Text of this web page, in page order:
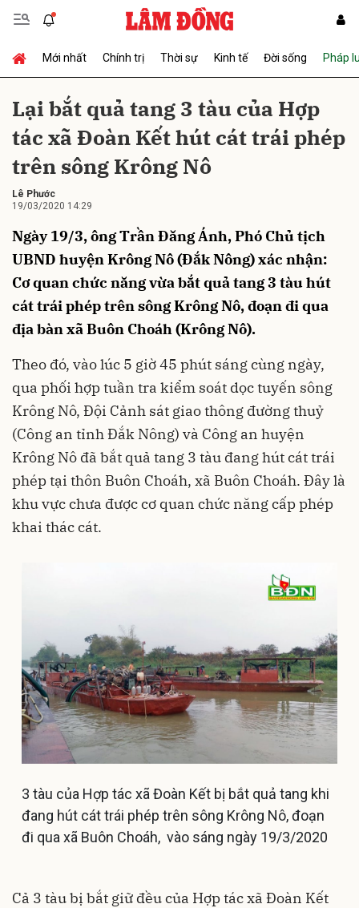
Mới nhất Chính trị Thời sự Kinh tế Đời sống Pháp
Lại bắt quả tang 3 tàu của Hợp
tác xã Đoàn Kết hút cát trái phép
trên sông Krông Nô
Lê Phước
19/03/2020 14:29
Ngày 19/3, ông Trần Đăng Ánh, Phó Chủ tịch
UBND huyện Krông Nô (Đắk Nông) xác nhận:
Cơ quan chức năng vừa bắt quả tang 3 tàu hút
cát trái phép trên sông Krông Nô, đoạn đi qua
địa bàn xã Buôn Choáh (Krông Nô).
Theo đó, vào lúc 5 giờ 45 phút sáng cùng ngày,
qua phối hợp tuần tra kiểm soát dọc tuyến sông
Krông Nô, Đội Cảnh sát giao thông đường thuỷ
(Công an tỉnh Đắk Nông) và Công an huyện
Krông Nô đã bắt quả tang 3 tàu đang hút cát trái
phép tại thôn Buôn Choáh, xã Buôn Choáh. Đây là
khu vực chưa được cơ quan chức năng cấp phép
khai thác cát.
3 tàu của Hợp tác xã Đoàn Kết bị bắt quả tang khi
đang hút cát trái phép trên sông Krông Nô, đoạn
đi qua xã Buôn Choáh, vào sáng ngày 19/3/2020
Cả 3 tàu bị bắt giữ đều của Hợp tác xã Đoàn Kết
Gửi bình luận
Hủy Gửi